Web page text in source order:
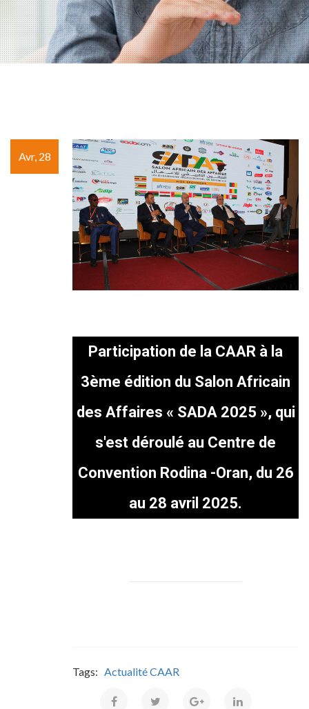
Avr, 28
Participation de la CAAR à la
3ème édition du Salon Africain
des Affaires « SADA 2025 », qui
s'est déroulé au Centre de
Convention Rodina -Oran, du 26
au 28 avril 2025.
Tags: Actualité CAAR